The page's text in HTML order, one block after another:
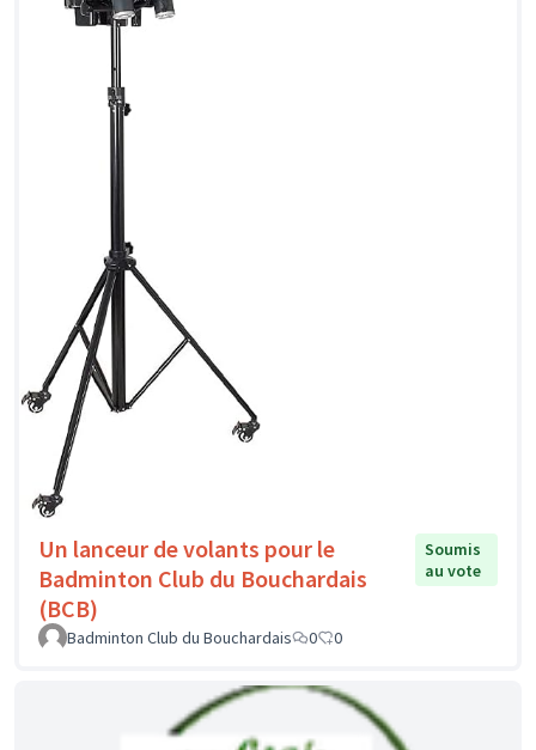
Un lanceur de volants pour le
Badminton Club du Bouchardais
(BCB)
Soumis
au vote
Badminton Club du Bouchardais 0 0